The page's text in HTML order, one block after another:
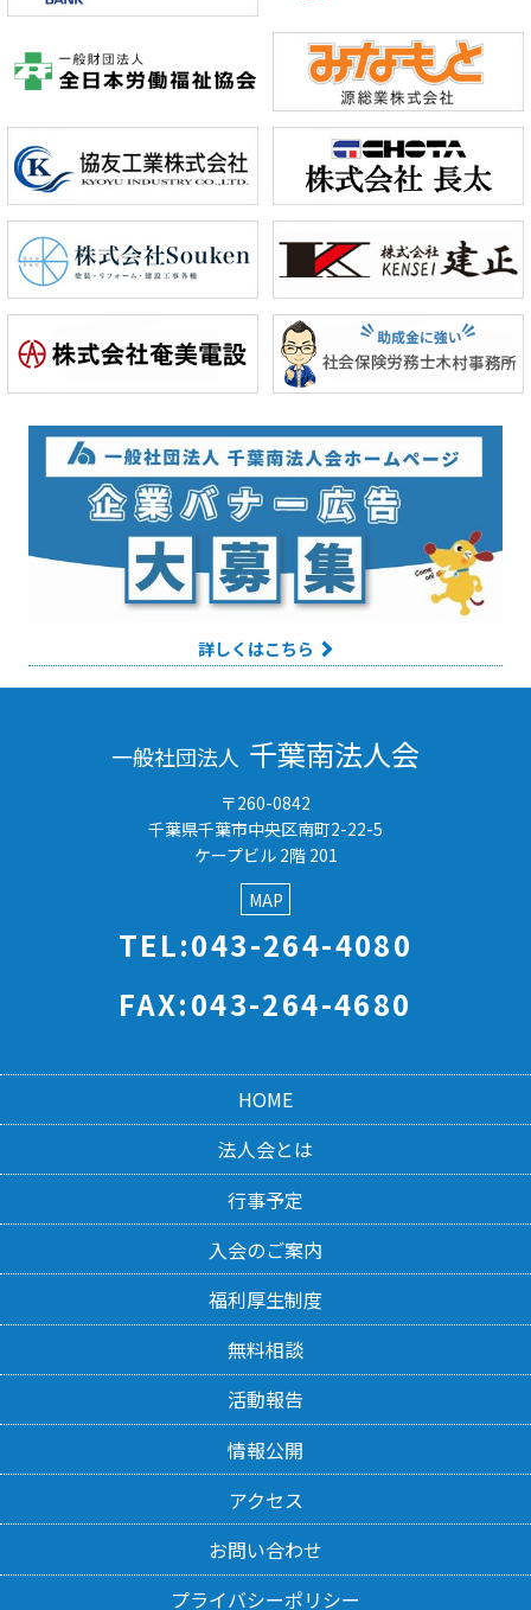
詳しくはこちら
一般社団法人 千葉南法人会
〒260-0842
千葉県千葉市中央区南町2-22-5
ケープビル 2階 201
MAP
TEL:043-264-4080
FAX:043-264-4680
HOME
法人会とは
行事予定
入会のご案内
福利厚生制度
無料相談
活動報告
情報公開
アクセス
お問い合わせ
プライバシーポリシー